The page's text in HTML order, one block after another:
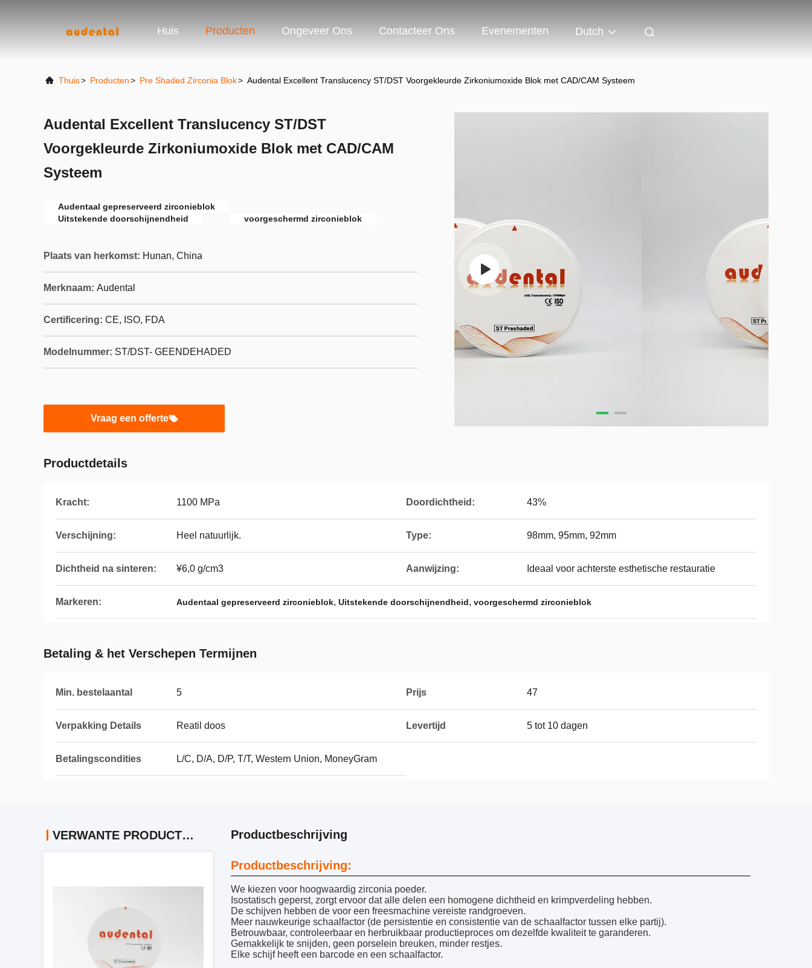
Huis Producten Ongeveer Ons Contacteer Ons Evenementen Dutch
Thuis> Producten> Pre Shaded Zirconia Blok> Audental Excellent Translucency ST/DST Voorgekleurde Zirkoniumoxide Blok met CAD/CAM Systeem
Audental Excellent Translucency ST/DST
Voorgekleurde Zirkoniumoxide Blok met CAD/CAM
Systeem
Audentaal gepreserveerd zirconieblok
Uitstekende doorschijnendheid
voorgeschermd zirconieblok
Plaats van herkomst: Hunan, China
Merknaam: Audental
Certificering: CE, ISO, FDA
Modelnummer: ST/DST- GEENDEHADED
Vraag een offerte
Productdetails
Kracht: 1100 MPa Doordichtheid: 43%
Verschijning: Heel natuurlijk. Type: 98mm, 95mm, 92mm
Dichtheid na sinteren: ¥6,0 g/cm3 Aanwijzing: Ideaal voor achterste esthetische restauratie
Markeren: Audentaal gepreserveerd zirconieblok, Uitstekende doorschijnendheid, voorgeschermd zirconieblok
Betaling & het Verschepen Termijnen
Min. bestelaantal 5 Prijs 47
Verpakking Details Reatil doos Levertijd 5 tot 10 dagen
Betalingscondities L/C, D/A, D/P, T/T, Western Union, MoneyGram
VERWANTE PRODUCTEN Productbeschrijving
Productbeschrijving:
We kiezen voor hoogwaardig zirconia poeder.
Isostatisch geperst, zorgt ervoor dat alle delen een homogene dichtheid en krimpverdeling hebben.
De schijven hebben de voor een freesmachine vereiste randgroeven.
Meer nauwkeurige schaalfactor (de persistentie en consistentie van de schaalfactor tussen elke partij).
Betrouwbaar, controleerbaar en herbruikbaar productieproces om dezelfde kwaliteit te garanderen.
Gemakkelijk te snijden, geen porselein breuken, minder restjes.
Elke schijf heeft een barcode en een schaalfactor.